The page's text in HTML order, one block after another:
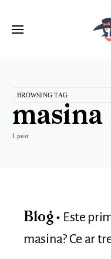
BROWSING TAG
1 post
Blog
Este
masina? Ce ar